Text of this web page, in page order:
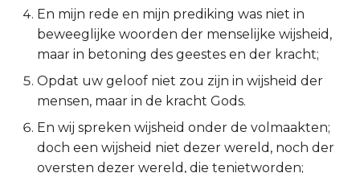
Ruth
2 Samuël
1 Koningen
En mijn rede en mijn prediking was niet in
beweeglijke woorden der menselijke wijsheid,
maar in betoning des geestes en der kracht;
Opdat uw geloof niet zou zijn in wijsheid der
mensen, maar in de kracht Gods.
En wij spreken wijsheid onder de volmaakten;
doch een wijsheid niet dezer wereld, noch der
oversten dezer wereld, die tenietworden;